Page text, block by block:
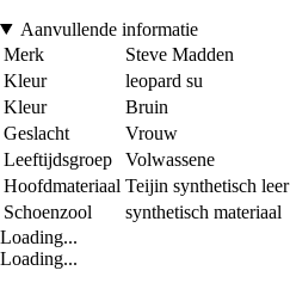
Aanvullende informatie
Merk
Steve Madden
Kleur
leopard su
Kleur
Bruin
Geslacht
Vrouw
Leeftijdsgroep
Volwassene
Hoofdmateriaal Teijin synthetisch leer
Schoenzool
synthetisch materiaal
Loading...
Loading...